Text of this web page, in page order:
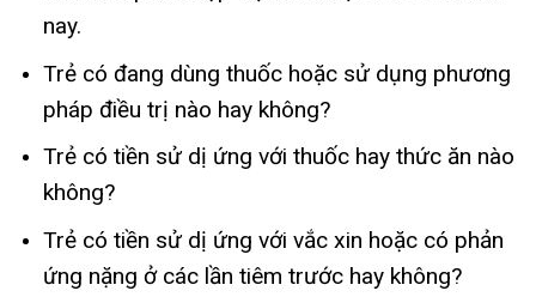
nay.
Trẻ có đang dùng thuốc hoặc sử dụng phương
pháp điều trị nào hay không?
Trẻ có tiền sử dị ứng với thuốc hay thức ăn nào
không?
Trẻ có tiền sử dị ứng với vắc xin hoặc có phản
ứng nặng ở các lần tiêm trước hay không?